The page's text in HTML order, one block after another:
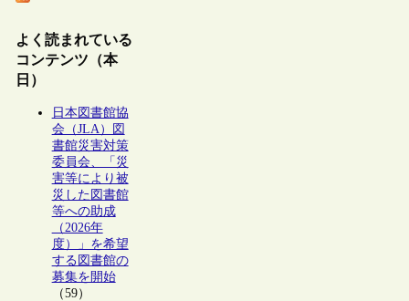
よく読まれている
コンテンツ（本
日）
日本図書館協
会（JLA）図
書館災害対策
委員会、「災
害等により被
災した図書館
等への助成
（2026年
度）」を希望
する図書館の
募集を開始
（59）